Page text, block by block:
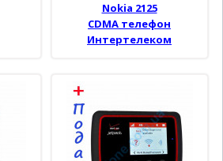
Nokia 2125
CDMA телефон
Интертелеком